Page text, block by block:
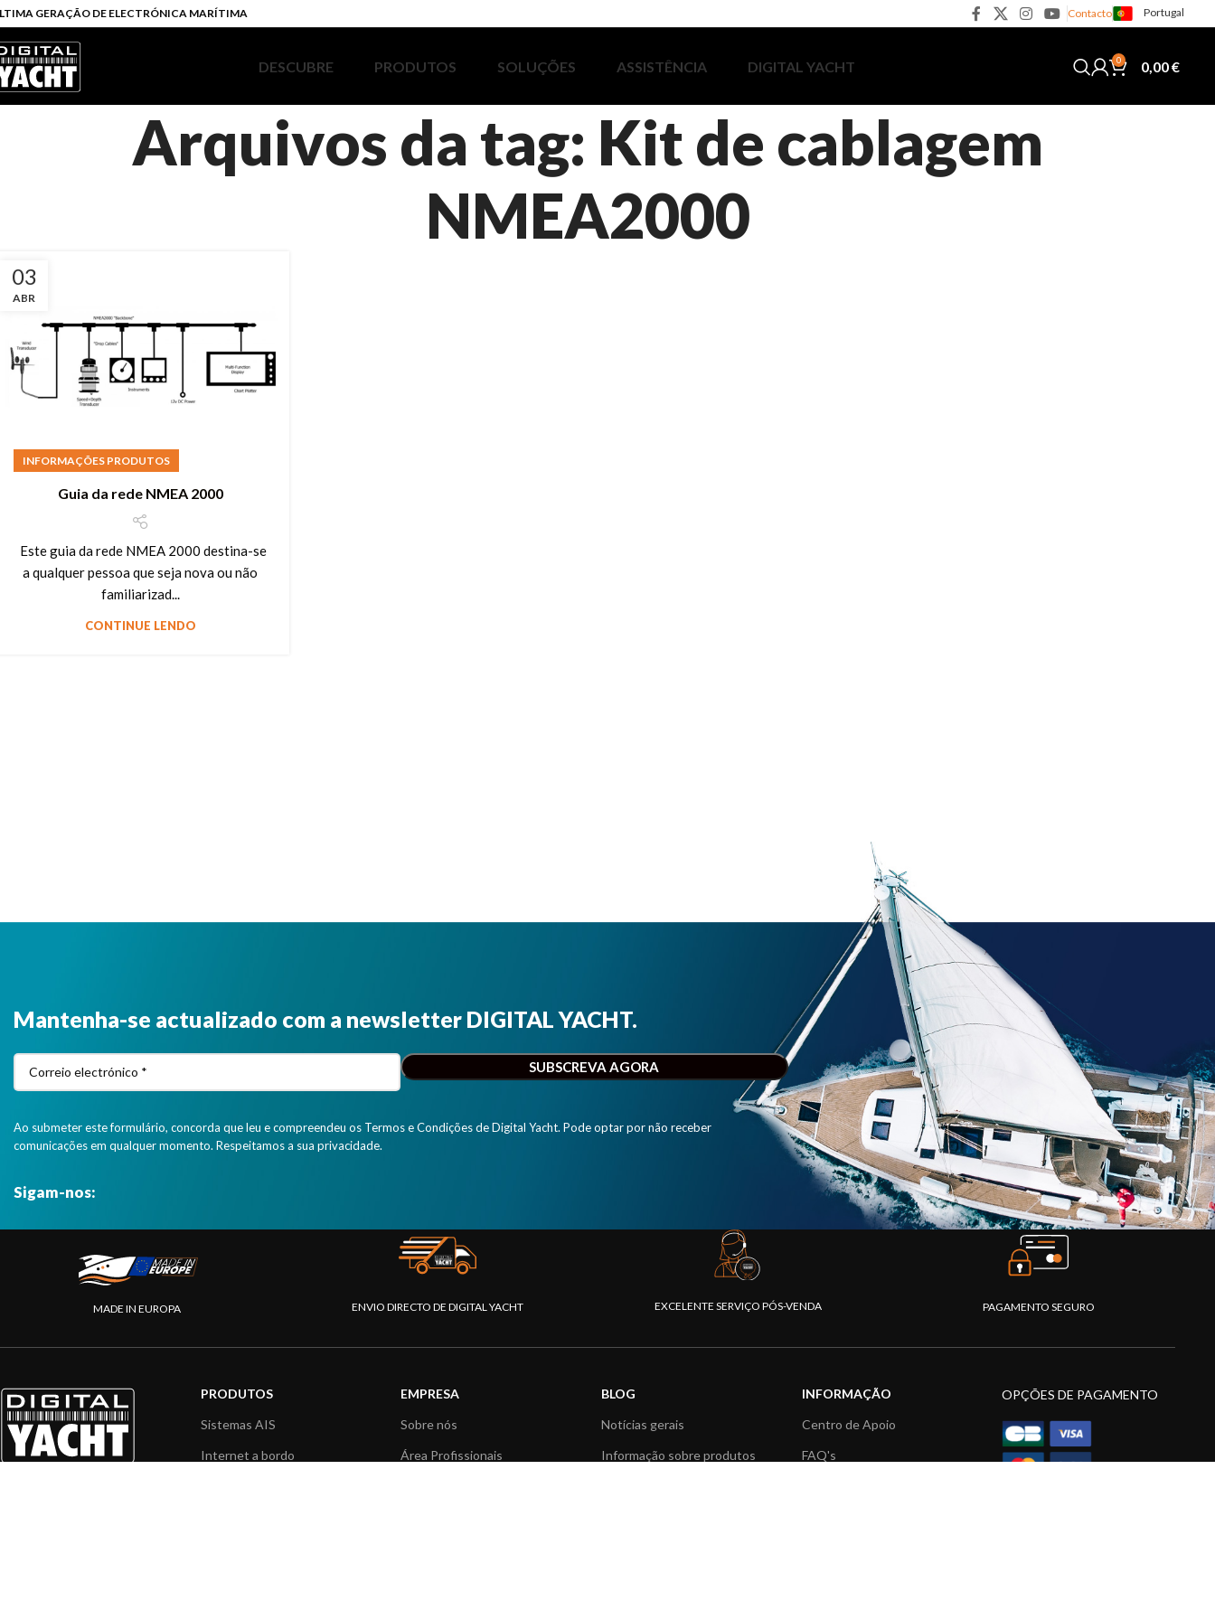
GERAÇÃO DE ELECTRÓNICA MARÍTIMA Contacto Portugal
DESCUBRE PRODUTOS SOLUÇÕES ASSISTÊNCIA DIGITAL YACHT 0 0,00€
Arquivos da tag: Kit de cablagem
NMEA2000
03
ABR
INFORMAÇÕES PRODUTOS
Guia da rede NMEA 2000
Este guia da rede NMEA 2000 destina-se
a qualquer pessoa que seja nova ou não
familiarizad...
CONTINUE LENDO
Mantenha-se actualizado com a newsletter DIGITAL YACHT.
Ao submeter este formulário, concorda que leu e compreendeu os Termos e Condições de Digital Yacht. Pode optar por não receber
comunicações em qualquer momento. Respeitamos a sua privacidade.
Sigam-nos:
MADE IN EUROPA ENVIO DIRECTO DE DIGITAL YACHT EXCELENTE SERVIÇO PÓS-VENDA PAGAMENTO SEGURO
PRODUTOS
Sistemas AIS
Internet a bordo
EMPRESA
Sobre nós
Área Profissionais
BLOG
Notícias gerais
Informação sobre produtos
INFORMAÇÃO
Centro de Apoio
FAQ's
OPÇÕES DE PAGAMENTO